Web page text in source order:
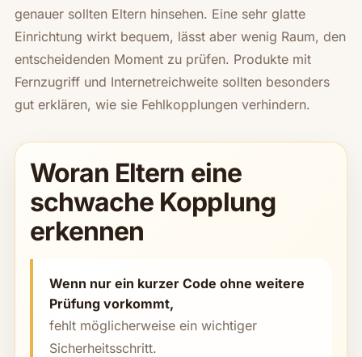
genauer sollten Eltern hinsehen. Eine sehr glatte
Einrichtung wirkt bequem, lässt aber wenig Raum, den
entscheidenden Moment zu prüfen. Produkte mit
Fernzugriff und Internetreichweite sollten besonders
gut erklären, wie sie Fehlkopplungen verhindern.
Woran Eltern eine
schwache Kopplung
erkennen
Wenn nur ein kurzer Code ohne weitere
Prüfung vorkommt,
fehlt möglicherweise ein wichtiger
Sicherheitsschritt.